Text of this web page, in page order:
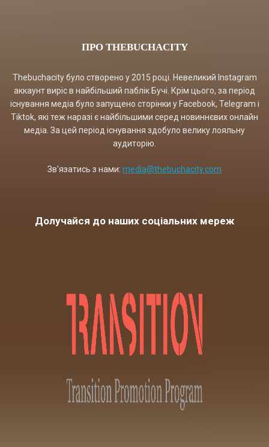
ПРО THEBUCHACITY
Thebuchacity було створено у 2015 році. Невеликий Instagram
аккаунт виріс в найбільший паблік Бучі. Крім цього, за період
існування медіа було запущено сторінки у Facebook, Telegram і
Tiktok, які теж наразі є найбільшими серед новиннєвих онлайн
медіа. За цей період існування здобуло велику лояльну
аудиторію.
Зв'язатись з нами: media@thebuchacity.com
Долучайся до наших соціальних мереж